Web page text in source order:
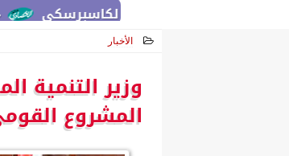
«تنظيم
الأخبار
وزير التنمية
المشروع